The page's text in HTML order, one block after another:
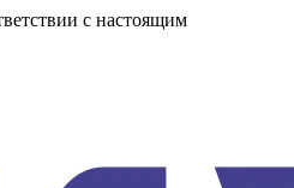
с настоящим